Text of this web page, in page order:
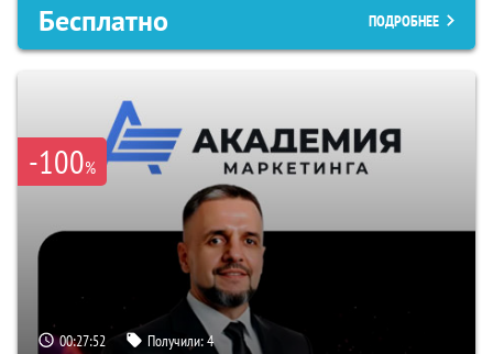
Бесплатно ПОДРОБНЕЕ
-100%
00:27:51 Получили:4